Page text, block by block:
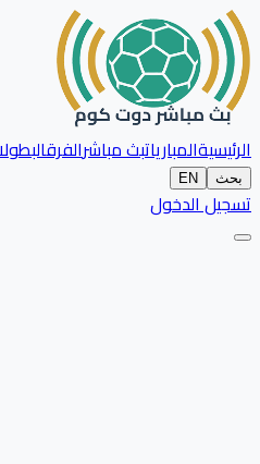
الرئيسيةالمبارياتبث مباشرالفرق
بحث EN
تسجيل الدخول